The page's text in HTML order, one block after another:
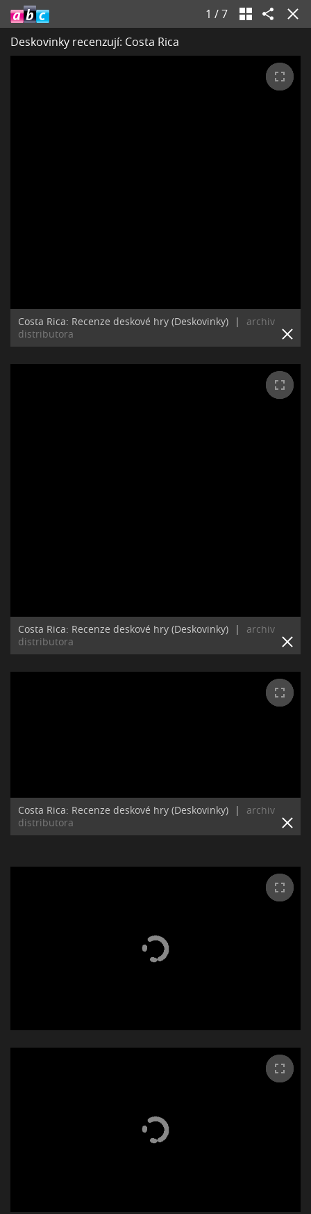
1 /7
Deskovinky recenzují: Costa Rica
Costa Rica: Recenze deskové hry (Deskovinky) |
archiv
distributora
Costa Rica: Recenze deskové hry (Deskovinky) |
archiv
distributora
Costa Rica: Recenze deskové hry (Deskovinky) |
archiv
distributora